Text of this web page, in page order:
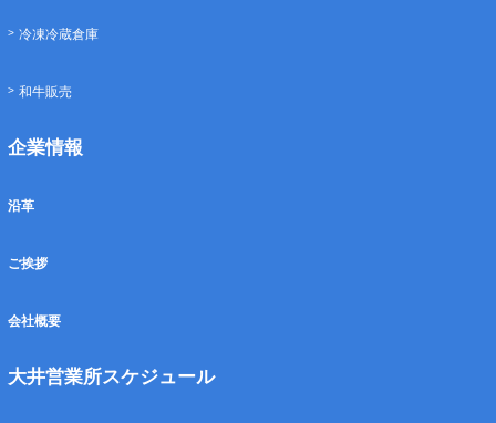
冷凍冷蔵倉庫
和牛販売
企業情報
沿革
ご挨拶
会社概要
大井営業所スケジュール